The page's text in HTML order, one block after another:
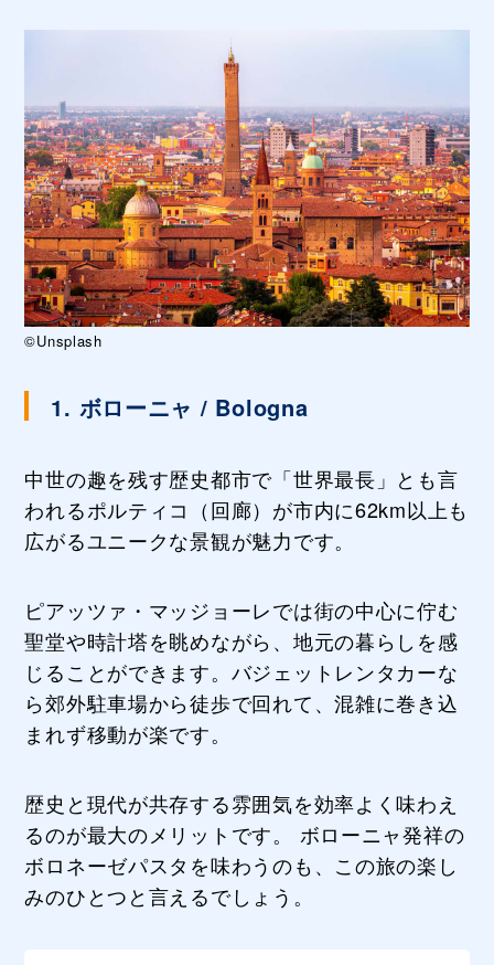
©Unsplash
1. ボローニャ / Bologna
中世の趣を残す歴史都市で「世界最長」とも言
われるポルティコ（回廊）が市内に62km以上も
広がるユニークな景観が魅力です。
ピアッツァ・マッジョーレでは街の中心に佇む
聖堂や時計塔を眺めながら、地元の暮らしを感
じることができます。バジェットレンタカーな
ら郊外駐車場から徒歩で回れて、混雑に巻き込
まれず移動が楽です。
歴史と現代が共存する雰囲気を効率よく味わえ
るのが最大のメリットです。 ボローニャ発祥の
ボロネーゼパスタを味わうのも、この旅の楽し
みのひとつと言えるでしょう。